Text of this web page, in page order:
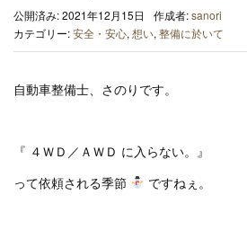
公開済み: 2021年12月15日 作成者:sanori
カテゴリー:安全・安心, 想い, 整備に於いて
自動車整備士、さのりです。
『 ４ＷＤ／ＡＷＤ に入らない。』
って依頼される季節
ですねぇ。